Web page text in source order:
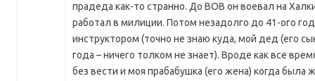
прадеда как-то странно. До ВОВ он воевал на
работал в милиции. Потом незадолго до 41-ого
инструктором (точно не знаю куда, мой дед (его
года – ничего толком не знает). Вроде как все
без вести и моя прабабушка (его жена) когда была